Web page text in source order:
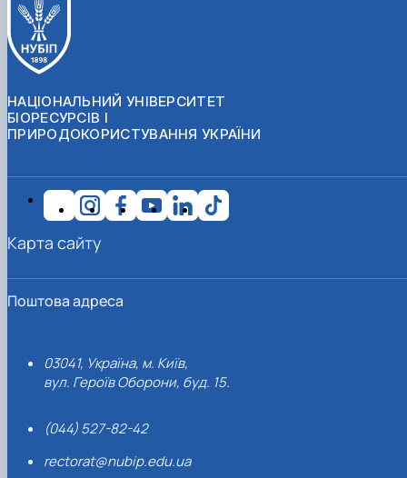
НАЦІОНАЛЬНИЙ УНІВЕРСИТЕТ
БІОРЕСУРСІВ І
ПРИРОДОКОРИСТУВАННЯ УКРАЇНИ
Поштова адреса
03041, Україна, м. Київ,
вул. Героїв Оборони, буд. 15.
(044) 527-82-42
rectorat@nubip.edu.ua
Карта сайту